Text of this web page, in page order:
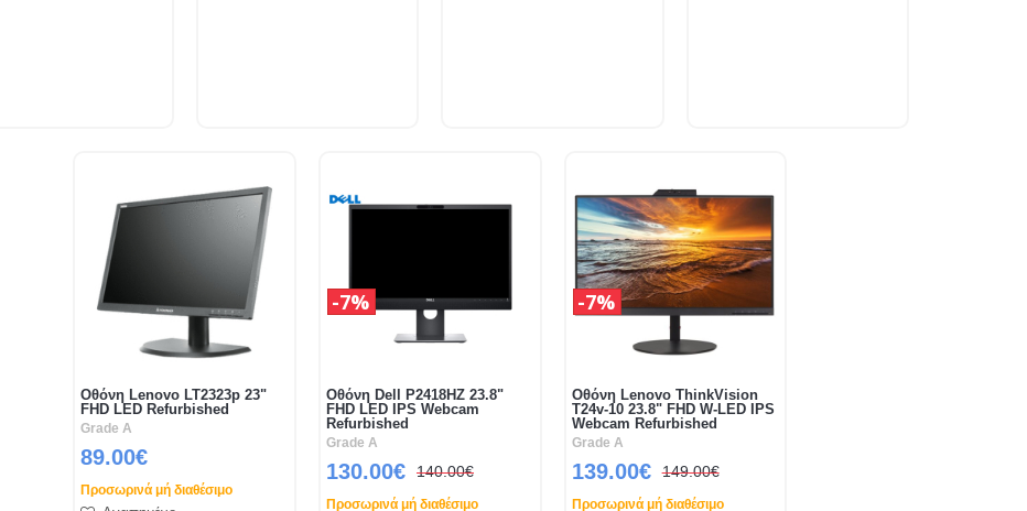
Οθόνη Lenovo LT2323p 23"
FHD LED Refurbished
Grade A
89.00€
Προσωρινά μή διαθέσιμο
Οθόνη Dell P2418HZ 23.8"
FHD LED IPS Webcam
Refurbished
Grade A
130.00€ 140.00€
7%
Προσωρινά μή διαθέσιμο
Οθόνη Lenovo ThinkVision
T24v-10 23.8" FHD W-LED IPS
Webcam Refurbished
Grade A
139.00€ 149.00€
7%
Προσωρινά μή διαθέσιμο